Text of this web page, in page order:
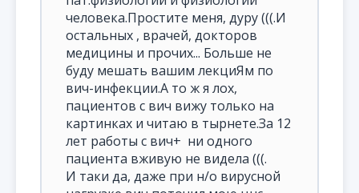
человека.Простите меня, дуру (((.И
остальных , врачей, докторов
медицины и прочих... Больше не
буду мешать вашим лекциЯм по
вич-инфекции.А то ж я лох,
пациентов с вич вижу только на
картинках и читаю в тырнете.За 12
лет работы с вич+ ни одного
пациента вживую не видела (((.
И таки да, даже при н/о вирусной